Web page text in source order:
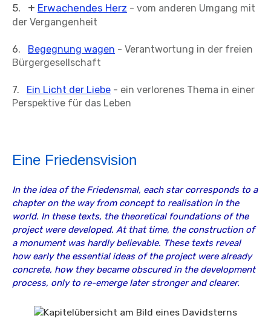
5. + Erwachendes Herz - vom anderen Umgang mit
der Vergangenheit
6. Begegnung wagen - Verantwortung in der freien
Bürgergesellschaft
7. Ein Licht der Liebe - ein verlorenes Thema in einer
Perspektive für das Leben
Eine Friedensvision
In the idea of the Friedensmal, each star corresponds to a
chapter on the way from concept to realisation in the
world. In these texts, the theoretical foundations of the
project were developed. At that time, the construction of
a monument was hardly believable. These texts reveal
how early the essential ideas of the project were already
concrete, how they became obscured in the development
process, only to re-emerge later stronger and clearer.